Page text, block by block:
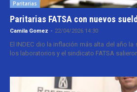
Paritarias
Paritarias FATSA con nuevos
Camila Gomez - 22/04/2026 14:30
El INDEC dio la inflación más alta del año
los laboratorios y el sindicato FATSA